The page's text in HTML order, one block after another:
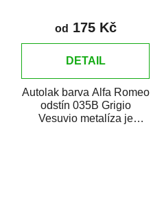
od 175 Kč
DETAIL
Autolak barva Alfa Romeo
odstín 035B Grigio
Vesuvio metalíza je